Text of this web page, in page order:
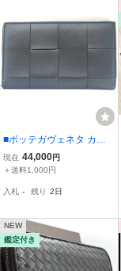
■ボッテガヴェネタ カセ
ット ジップアラウンド ウ
ォレット マキシイントレ
A VENETA 中古品 z_b
現在 44,000円
＋送料1,000円
入札 - 残り 2日
NEW
鑑定付き